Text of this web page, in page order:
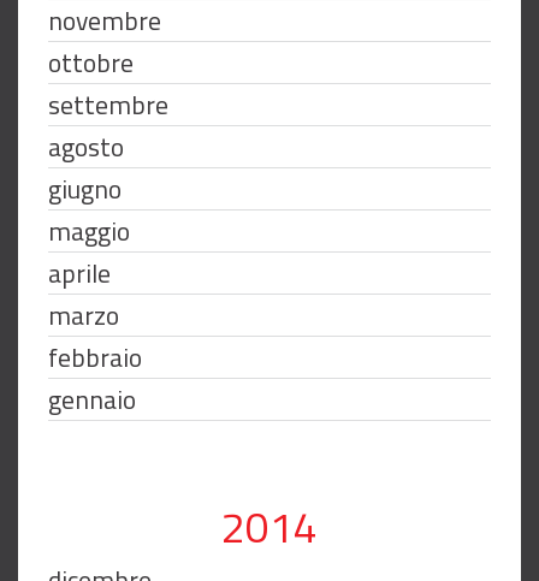
novembre
ottobre
settembre
agosto
giugno
maggio
aprile
marzo
febbraio
gennaio
2014